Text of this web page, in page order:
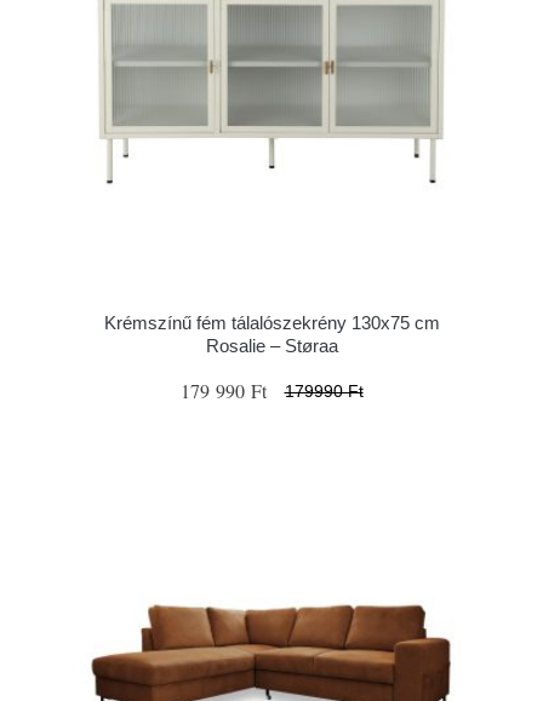
Krémszínű fém tálalószekrény 130x75 cm
Rosalie – Støraa
179 990 Ft 179990 Ft